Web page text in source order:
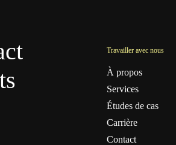
planification média
optimisation publicitaire
social listening
gestion de la performance
Travailler avec nous
À propos
Services
Études de cas
Carrière
Contact